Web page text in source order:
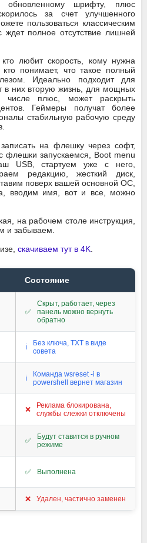
обновленному шрифту, плюс
за счет улучшенного
пользоваться классическим
полное отсутствие лишней
любит скорость, кому нужна
понимает, что такое полный
Идеально подходит для
в них вторую жизнь, для мощных
числе плюс, может раскрыть
Геймеры получат более
стабильную рабочую среду
на флешку через софт,
флешки запускаемся, Boot menu
USB, стартуем уже с него,
редакцию, жесткий диск,
поверх вашей основной ОС,
вводим имя, вот и все, можно
на рабочем столе инструкция,
и забываем.
скачиваем тут в 4K.
Состояние
✅
Скрыт, работает, через
панель можно вернуть
обратно
ℹ️
Без ключа, TXT в виде
совета
ℹ️
Команда wsreset -i в
powershell вернет магазин
❌
Реклама блокирована,
службы слежки отключены
✅
Будут ставится в ручном
режиме
✅ Выполнена
❌ Удален, частично заменен